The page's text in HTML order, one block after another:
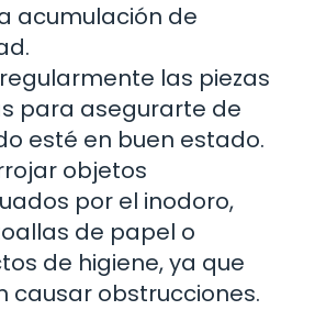
acumulación de
las piezas
para asegurarte de
esté en buen estado.
objetos
por el inodoro,
de papel o
de higiene, ya que
causar obstrucciones.